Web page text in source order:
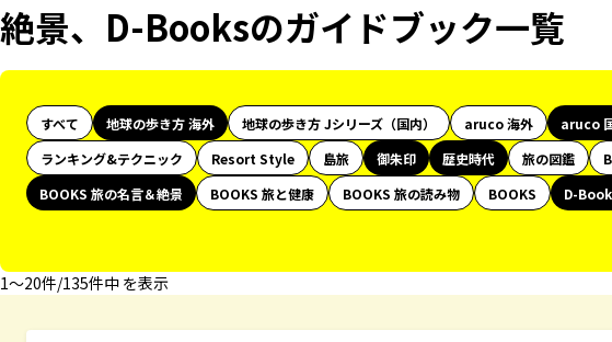
絶景、D-Booksのガイドブック一覧
すべて 地球の歩き方 海外 地球の歩き方 Jシリーズ（国内） aruco 海外 aruco
ランキング&テクニック
Resort Style 島旅 御朱印 歴史時代 旅の図鑑
BOOKS 旅の名言＆絶景
BOOKS 旅と健康 BOOKS 旅の読み物 BOOKS
D-
1〜20件/135件中 を表示